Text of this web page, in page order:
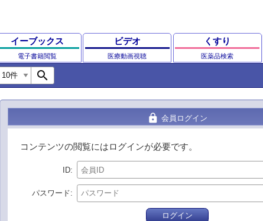
イーブックス
電子書籍閲覧
ビデオ
医療動画視聴
くすり
医薬品検索
search
lock 会員ログイン
コンテンツの閲覧にはログインが必要です。
ID
パスワード
ログイン